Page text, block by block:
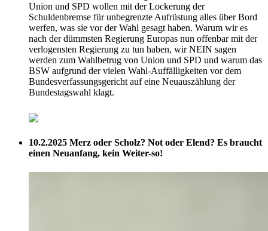
Union und SPD wollen mit der Lockerung der
Schuldenbremse für unbegrenzte Aufrüstung alles über Bord
werfen, was sie vor der Wahl gesagt haben. Warum wir es
nach der dümmsten Regierung Europas nun offenbar mit der
verlogensten Regierung zu tun haben, wir NEIN sagen
werden zum Wahlbetrug von Union und SPD und warum das
BSW aufgrund der vielen Wahl-Auffälligkeiten vor dem
Bundesverfassungsgericht auf eine Neuauszählung der
Bundestagswahl klagt.
10.2.2025 Merz oder Scholz? Not oder Elend? Es braucht
einen Neuanfang, kein Weiter-so!